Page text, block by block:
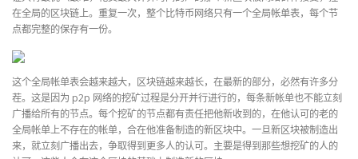
在全局的区块链上。重复一次，整个比特币网络只有一个全局帐单表，每个节
点都完整的保存有一份。
这个全局帐单表会越来越大，区块链越来越长，在最新的部分，必然有许多分
茬。这是因为 p2p 网络的挖矿过程是分开并行进行的，每条新帐单也不能立刻
广播给所有的节点。每个挖矿的节点都有责任把他新收到的，在他认可的老的
全局帐单上不存在的帐单，合在他准备制造的新区块中。一旦新区块被制造出
来，就立刻广播出去，争取得到更多人的认可。主要是得到那些想挖矿的人的